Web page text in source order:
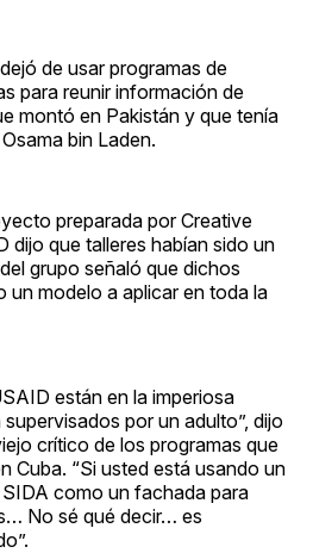
de usar programas de
para reunir información de
montó en Pakistán y que tenía
bin Laden.
preparada por Creative
dijo que talleres habían sido un
grupo señaló que dichos
un modelo a aplicar en toda la
están en la imperiosa
por un adulto”, dijo
crítico de los programas que
Cuba. “Si usted está usando un
como un fachada para
No sé qué decir… es